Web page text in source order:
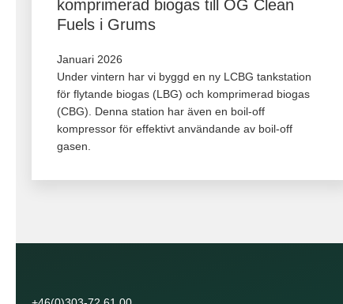
komprimerad biogas till OG Clean
Fuels i Grums
Januari 2026
Under vintern har vi byggd en ny LCBG tankstation
för flytande biogas (LBG) och komprimerad biogas
(CBG). Denna station har även en boil-off
kompressor för effektivt användande av boil-off
gasen.